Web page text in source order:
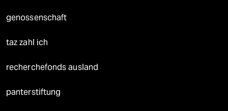
genossenschaft
taz zahl ich
recherchefonds ausland
panterstiftung